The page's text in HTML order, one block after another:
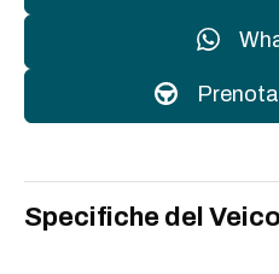
Specifiche del